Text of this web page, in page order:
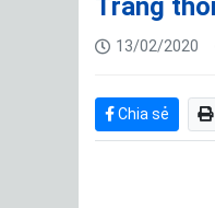
Trang
13/02/2020
Chia sẻ